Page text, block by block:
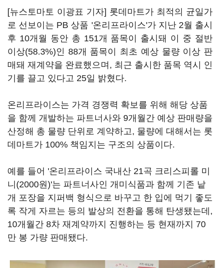
[뉴스토마토 이광표 기자] 롯데마트가 최적의 균일가
로 선보이는 PB 상품 '온리프라이스'가 지난 2월 출시
후 10개월 동안 총 151개 품목이 출시돼 이 중 절반
이상(58.3%)인 88개 품목이 최초 예상 물량 이상 판
매돼 재계약을 완료했으며, 최근 출시한 품목 역시 인
기를 끌고 있다고 25일 밝혔다.
온리프라이스는 가격 경쟁력 확보를 위해 해당 상품
을 함께 개발하는 파트너사와 9개월간 예상 판매량을
산정해 총 물량 단위로 계약하고, 물량에 대해서는 롯
데마트가 100% 책임지는 구조의 상품이다.
예를 들어 '온리프라이스 국내산 21곡 크리스피롤 미
니(2000원)'는 파트너사인 개미식품과 함께 기존 낱
개 포장을 지퍼백 형식으로 바꾸고 한 입에 먹기 좋도
록 작게 자르는 등의 발상의 전환을 통해 탄생됐는데,
10개월간 8차 재계약까지 진행하는 등 현재까지 70
만 봉 가량 판매됐다.